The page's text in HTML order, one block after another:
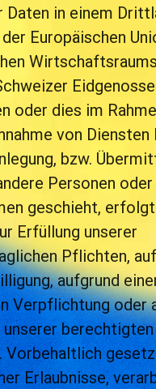
Daten in einem
Europäischen
oder dies im
von
bzw.
Personen oder
geschieht, erfolgt
Erfüllung unserer
Pflichten,
aufgrund
Verpflichtung oder
unserer
Vorbehaltlich
Erlaubnisse,